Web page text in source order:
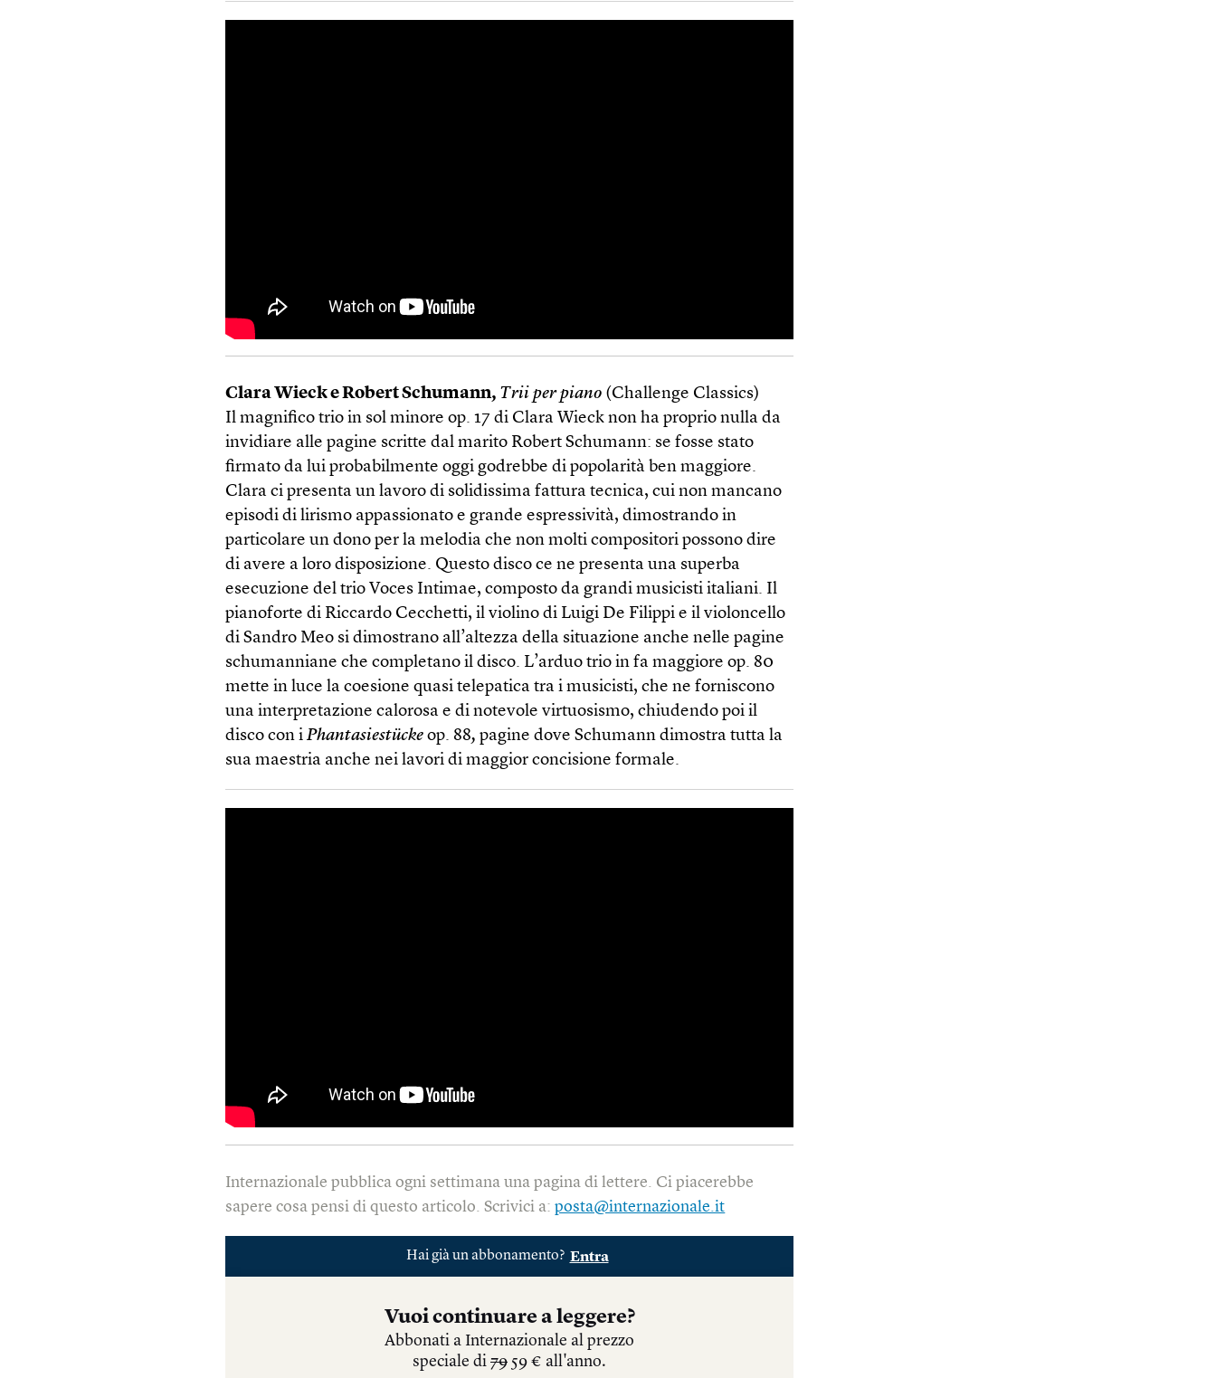
Clara Wieck e Robert Schumann, Trii per piano (Challenge Classics)
Il magnifico trio in sol minore op. 17 di Clara Wieck non ha proprio nulla da
invidiare alle pagine scritte dal marito Robert Schumann: se fosse stato
firmato da lui probabilmente oggi godrebbe di popolarità ben maggiore.
Clara ci presenta un lavoro di solidissima fattura tecnica, cui non mancano
episodi di lirismo appassionato e grande espressività, dimostrando in
particolare un dono per la melodia che non molti compositori possono dire
di avere a loro disposizione. Questo disco ce ne presenta una superba
esecuzione del trio Voces Intimae, composto da grandi musicisti italiani. Il
pianoforte di Riccardo Cecchetti, il violino di Luigi De Filippi e il violoncello
di Sandro Meo si dimostrano all’altezza della situazione anche nelle pagine
schumanniane che completano il disco. L’arduo trio in fa maggiore op. 80
mette in luce la coesione quasi telepatica tra i musicisti, che ne forniscono
una interpretazione calorosa e di notevole virtuosismo, chiudendo poi il
disco con iPhantasiestücke op. 88, pagine dove Schumann dimostra tutta la
sua maestria anche nei lavori di maggior concisione formale.
Internazionale pubblica ogni settimana una pagina di lettere. Ci piacerebbe
sapere cosa pensi di questo articolo. Scrivici a:posta@internazionale.it